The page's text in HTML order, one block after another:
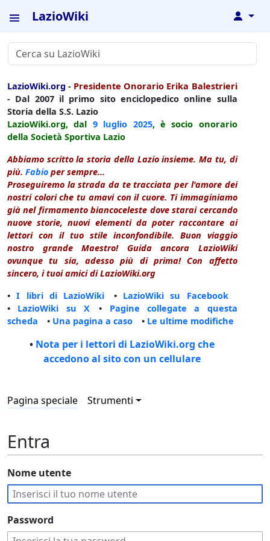
LazioWiki ↓
LazioWiki.org - Presidente Onorario Erika Balestrieri
- Dal 2007 il primo sito enciclopedico online sulla
Storia della S.S. Lazio
LazioWiki.org, dal 9 luglio 2025, è socio onorario
della Società Sportiva Lazio
Abbiamo scritto la storia della Lazio insieme. Ma tu, di
più. Fabio per sempre...
Proseguiremo la strada da te tracciata per l'amore dei
nostri colori che tu amavi con il cuore. Ti immaginiamo
già nel firmamento biancoceleste dove starai cercando
nuove storie, nuovi elementi da poter raccontare ai
lettori con il tuo stile inconfondibile. Buon viaggio
nostro grande Maestro! Guida ancora LazioWiki
ovunque tu sia, adesso più di prima! Con affetto
sincero, i tuoi amici di LazioWiki.org
•I libri di LazioWiki • LazioWiki su Facebook
• LazioWiki su X • Pagine collegate a questa
scheda • Una pagina a caso • Le ultime modifiche
• Nota per i lettori di LazioWiki.org che
accedono al sito con un cellulare
Pagina speciale Strumenti
Entra
Nome utente
Password